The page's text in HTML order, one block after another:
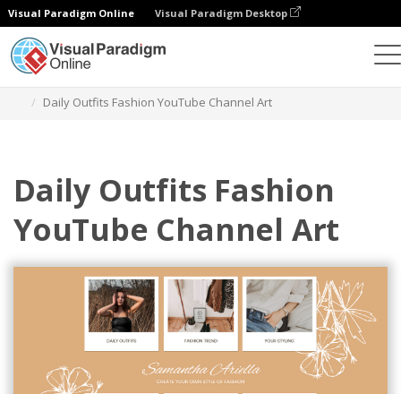
Visual Paradigm Online Visual Paradigm Desktop
Daily Outfits Fashion YouTube Channel Art
Daily Outfits Fashion
YouTube Channel Art